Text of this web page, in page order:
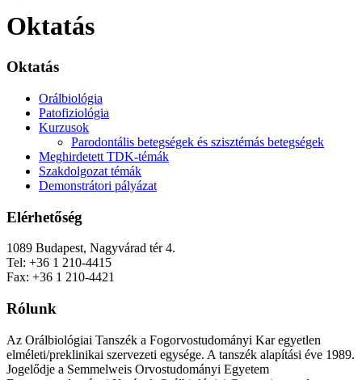
Oktatás
Oktatás
Orálbiológia
Patofiziológia
Kurzusok
Parodontális betegségek és szisztémás betegségek
Meghirdetett TDK-témák
Szakdolgozat témák
Demonstrátori pályázat
Elérhetőség
1089 Budapest, Nagyvárad tér 4.
Tel: +36 1 210-4415
Fax: +36 1 210-4421
Rólunk
Az Orálbiológiai Tanszék a Fogorvostudományi Kar egyetlen
elméleti/preklinikai szervezeti egysége. A tanszék alapítási éve 1989.
Jogelődje a Semmelweis Orvostudományi Egyetem